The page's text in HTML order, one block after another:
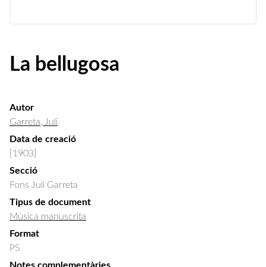
La bellugosa
Autor
Garreta, Juli
Data de creació
[1903]
Secció
Fons Juli Garreta
Tipus de document
Música manuscrita
Format
PS